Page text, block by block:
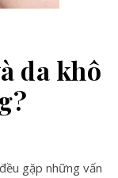
da khô